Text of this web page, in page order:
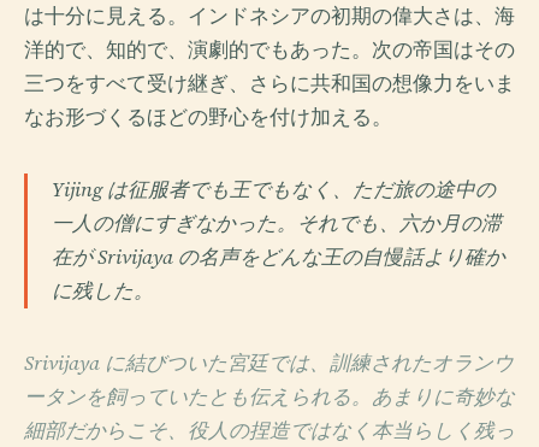
は十分に見える。インドネシアの初期の偉大さは、海
洋的で、知的で、演劇的でもあった。次の帝国はその
三つをすべて受け継ぎ、さらに共和国の想像力をいま
なお形づくるほどの野心を付け加える。
Yijing は征服者でも王でもなく、ただ旅の途中の
一人の僧にすぎなかった。それでも、六か月の滞
在が Srivijaya の名声をどんな王の自慢話より確か
に残した。
Srivijaya に結びついた宮廷では、訓練されたオランウ
ータンを飼っていたとも伝えられる。あまりに奇妙な
細部だからこそ、役人の捏造ではなく本当らしく残っ